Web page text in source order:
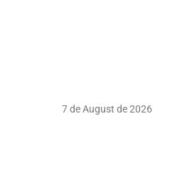
7 de August de 2026